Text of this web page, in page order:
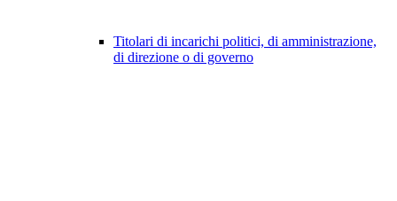
Titolari di incarichi politici, di amministrazione,
di direzione o di governo